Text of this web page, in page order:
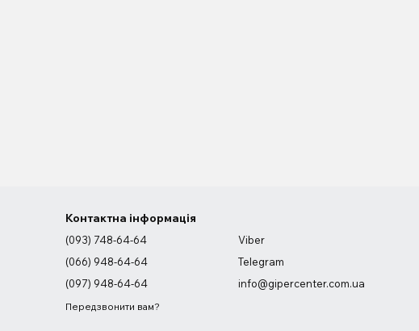
Контактна інформація
(093) 748-64-64
(066) 948-64-64
(097) 948-64-64
Передзвонити вам?
Viber
Telegram
info@gipercenter.com.ua